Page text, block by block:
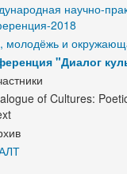
научно-
2018
молодёжь и
"Диалог
of Cultures: